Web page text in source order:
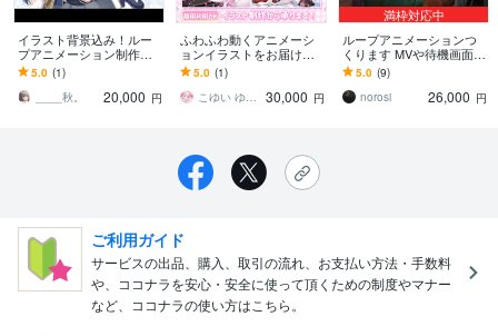
イラスト背景込み！ルー
プアニメーション制作し
ます ふわっと動くループ
アニメーションを制作い
たします
5.0 (1)
____秋。
20,000 円
ふわふわ動くアニメーシ
ョンイラストをお届けし
ます 配信のOP・EDや待
機画面を華やかにしま
す！
5.0 (1)
こゆい ゆたむ
30,000 円
満枠対応中
ループアニメーションつ
くります MVや待機画面等
さまざまな用途に対応い
たします。
5.0 (9)
norosi
26,000 円
ご利用ガイド
サービスの出品、購入、取引の流れ、お支払い方法・手数料
や、ココナラを安心・安全に使って頂くための制度やマナー
など、ココナラの使い方はこちら。